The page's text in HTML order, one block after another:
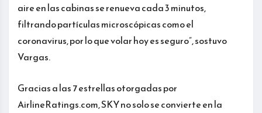
aire en las cabinas se renueva cada 3 minutos,
filtrando partículas microscópicas como el
coronavirus, por lo que volar hoy es seguro”, sostuvo
Vargas.
Gracias a las 7 estrellas otorgadas por
AirlineRatings.com, SKY no solo se convierte en la